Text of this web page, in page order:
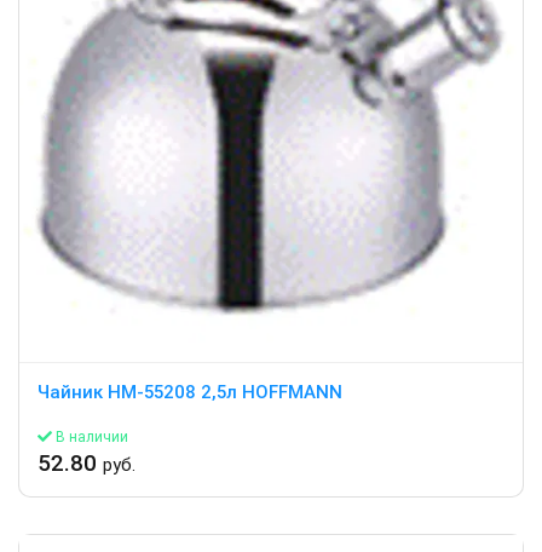
Чайник HM-55208 2,5л HOFFMANN
В наличии
52.80 руб.